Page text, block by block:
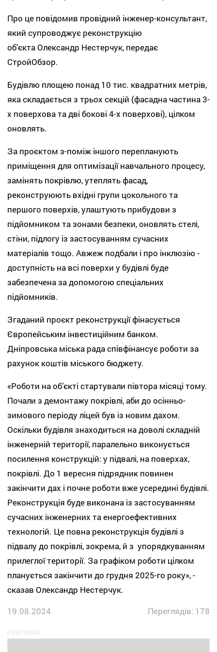
Про це повідомив провідний інженер-консультант,
який супроводжує реконструкцію
об'єкта Олександр Нестерчук, передає
СтройОбзор.
Будівлю площею понад 10 тис. квадратних метрів,
яка складається з трьох секцій (фасадна частина 3-
х поверхова та дві бокові 4-х поверхові), цілком
оновлять.
За проєктом з-поміж іншого перепланують
приміщення для оптимiзацiї навчального процесу,
замінять покрівлю, утеплять фасад,
реконструюють вхiдні групи цокольного та
першого поверхів, улаштують прибудови з
підйомником та зонами безпеки, оновлять стелі,
стіни, підлогу із застосуванням сучасних
матеріалів тощо. Авжеж подбали і про інклюзію -
доступність на всі поверхи у будівлі буде
забезпечена за допомогою спеціальних
підйомників.
Згаданий проєкт реконструкції фінасується
Європейським інвестиційним банком.
Дніпровська міська рада співфінансує роботи за
рахунок коштів міського бюджету.
«Роботи на об’єкті стартували півтора місяці тому.
Почали з демонтажу покрівлі, аби до осінньо-
зимового періоду ліцей був із новим дахом.
Оскільки будівля знаходиться на доволі складній
інженерній території, паралельно виконується
посилення конструкцій: у підвалі, на поверхах,
покрівлі. До 1 вересня підрядник повинен
закінчити дах і почне роботи вже усередині будівлі.
Реконструкція буде виконана із застосуванням
сучасних інженерних та енергоефективних
технологій. Це повна реконструкція будівлі з
підвалу до покрівлі, зокрема, й з упорядкуванням
прилеглої території. За графіком роботи цілком
планується закінчити до грудня 2025-го року», -
сказав Олександр Нестерчук.
19.08.2024
Переглядів: 178